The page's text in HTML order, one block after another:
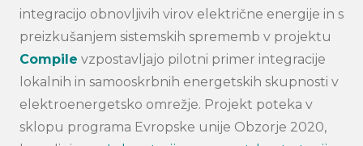
integracijo obnovljivih virov električne energije in s
preizkušanjem sistemskih sprememb v projektu
Compile vzpostavljajo pilotni primer integracije
lokalnih in samooskrbnih energetskih skupnosti v
elektroenergetsko omrežje. Projekt poteka v
sklopu programa Evropske unije Obzorje 2020,